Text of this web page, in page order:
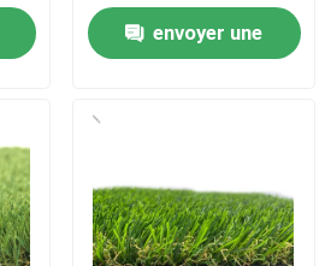
pouces
envoyer une